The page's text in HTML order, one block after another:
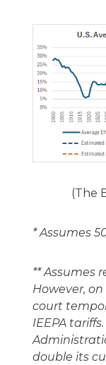
(The
* Assumes
** Assumes
However,
court
IEEPA
double its